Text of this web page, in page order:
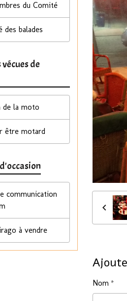
Nom
du Comité
des balades
de
de la moto
être motard
communication
à vendre